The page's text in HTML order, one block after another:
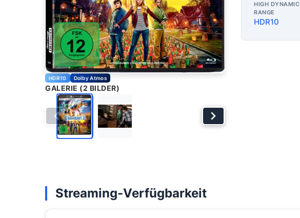
HDR10 Dolby Atmos
GALERIE (2 BILDER)
HIGH DYNAMIC
RANGE
HDR10
Streaming-Verfügbarkeit